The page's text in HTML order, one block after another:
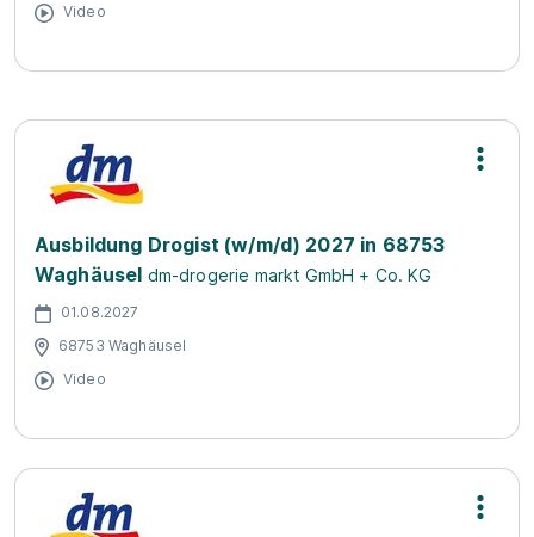
Video
Ausbildung Drogist (w/m/d) 2027 in 68753
Waghäusel dm-drogerie markt GmbH + Co. KG
01.08.2027
68753 Waghäusel
Video